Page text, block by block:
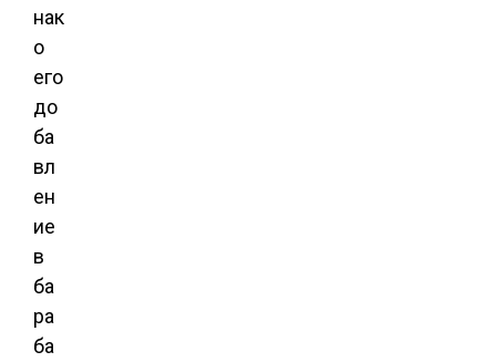
нак
о
его
до
ба
вл
ен
ие
в
ба
ра
ба